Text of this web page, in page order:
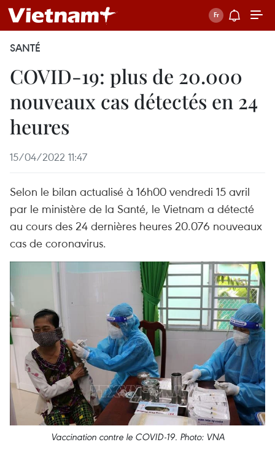
SANTÉ
COVID-19: plus de 20.000
nouveaux cas détectés en 24
heures
15/04/2022 11:47
Selon le bilan actualisé à 16h00 vendredi 15 avril
par le ministère de la Santé, le Vietnam a détecté
au cours des 24 dernières heures 20.076 nouveaux
cas de coronavirus.
Vaccination contre le COVID-19. Photo: VNA